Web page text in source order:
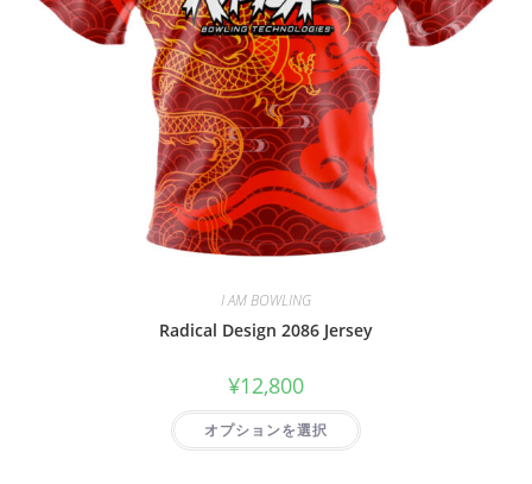
I AM BOWLING
Radical Design 2086 Jersey
¥12,800
オプションを選択